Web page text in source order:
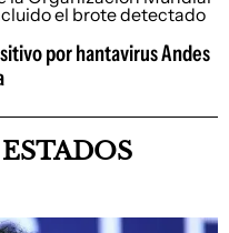
por hantavirus Andes